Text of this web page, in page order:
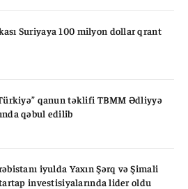
Suriyaya 100 milyon dollar qrant
qanun təklifi TBMM Ədliyyə
qəbul edilib
iyulda Yaxın Şərq və Şimali
investisiyalarında lider oldu